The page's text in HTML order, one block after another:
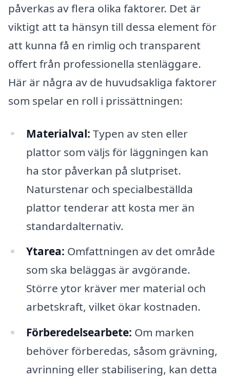
påverkas av flera olika faktorer. Det är
viktigt att ta hänsyn till dessa element för
att kunna få en rimlig och transparent
offert från professionella stenläggare.
Här är några av de huvudsakliga faktorer
som spelar en roll i prissättningen:
Materialval: Typen av sten eller
plattor som väljs för läggningen kan
ha stor påverkan på slutpriset.
Naturstenar och specialbeställda
plattor tenderar att kosta mer än
standardalternativ.
Ytarea: Omfattningen av det område
som ska beläggas är avgörande.
Större ytor kräver mer material och
arbetskraft, vilket ökar kostnaden.
Förberedelsearbete: Om marken
behöver förberedas, såsom grävning,
avrinning eller stabilisering, kan detta